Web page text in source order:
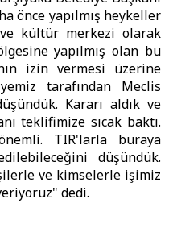
önce yapılmış heykeller
kültür merkezi olarak
yapılmış olan bu
izin vermesi üzerine
tarafından Meclis
Kararı aldık ve
teklifimize sıcak baktı.
TIR'larla buraya
düşündük.
ve kimselerle işimiz
dedi.